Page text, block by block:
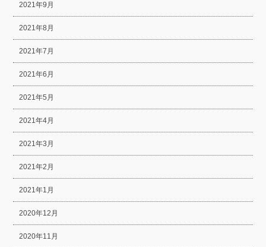
2021年9月
2021年8月
2021年7月
2021年6月
2021年5月
2021年4月
2021年3月
2021年2月
2021年1月
2020年12月
2020年11月